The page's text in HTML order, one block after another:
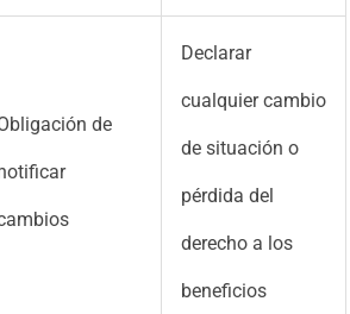
de
Declarar
cualquier cambio
de situación o
pérdida del
derecho a los
beneficios